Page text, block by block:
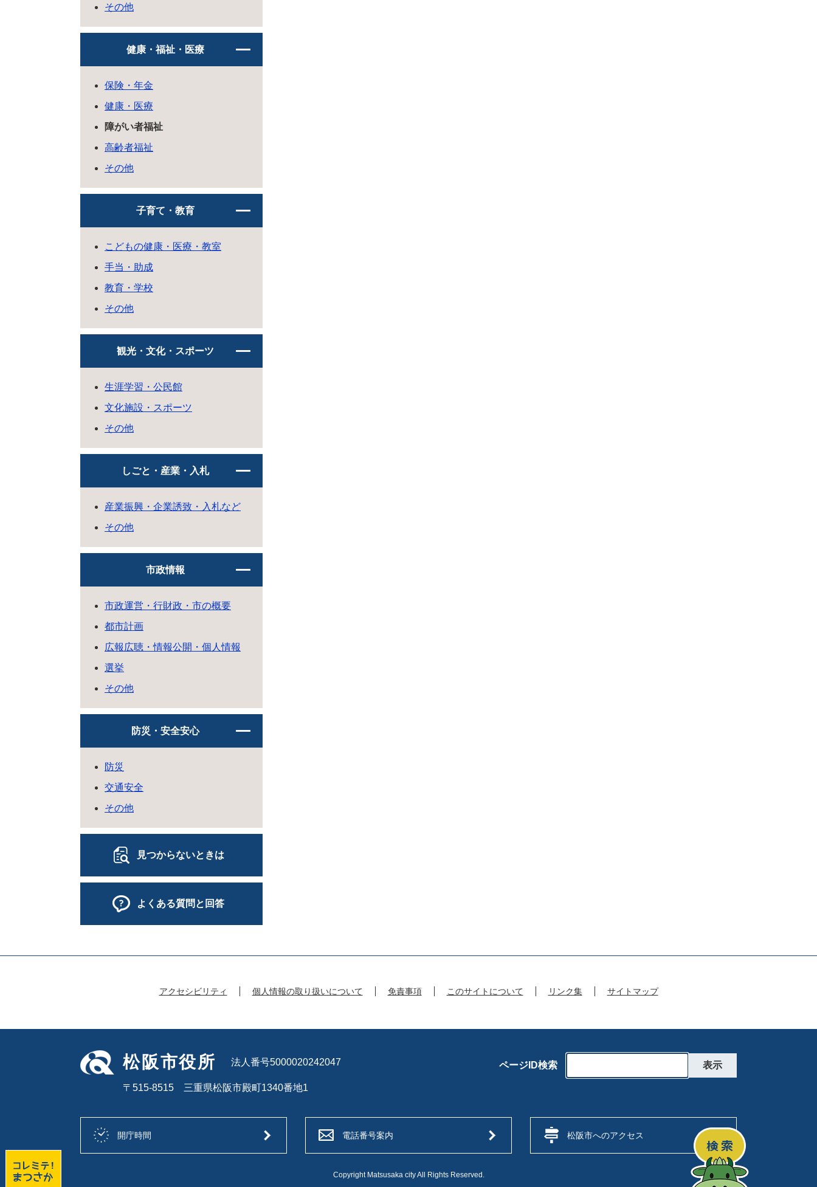
その他
健康・福祉・医療
保険・年金
健康・医療
障がい者福祉
高齢者福祉
その他
子育て・教育
こどもの健康・医療・教室
手当・助成
教育・学校
その他
観光・文化・スポーツ
生涯学習・公民館
文化施設・スポーツ
その他
しごと・産業・入札
産業振興・企業誘致・入札など
その他
市政情報
市政運営・行財政・市の概要
都市計画
広報広聴・情報公開・個人情報
選挙
その他
防災・安全安心
防災
交通安全
その他
見つからないときは
よくある質問と回答
アクセシビリティ 個人情報の取り扱いについて 免責事項 このサイトについて リンク集 サイトマップ
松阪市役所 法人番号5000020242047
〒515-8515 三重県松阪市殿町1340番地1
ページID検索
開庁時間 電話番号案内 松阪市へのアクセス
Copyright Matsusaka city All Rights Reserved.